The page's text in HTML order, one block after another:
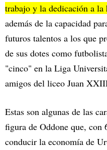
trabajo y la dedicación a la
además de la capacidad
futuros talentos a los que
de sus dotes como
"cinco" en la Liga
amigos del liceo Juan
Estas son algunas de las
figura de Oddone que, con
conducir la economía de